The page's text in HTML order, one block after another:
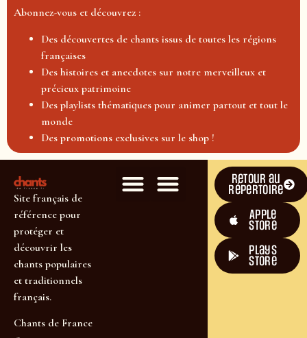
Abonnez-vous et découvrez :
Des découvertes de chants issus de toutes les régions
françaises
Des histoires et anecdotes sur notre merveilleux et
précieux patrimoine
Des playlists thématiques pour animer partout et tout le
monde
Des promotions exclusives sur le shop !
Site français de
référence pour
protéger et
découvrir les
chants populaires
et traditionnels
français.
Chants de France
Retour au
répertoire
Apple
Store
plays
store